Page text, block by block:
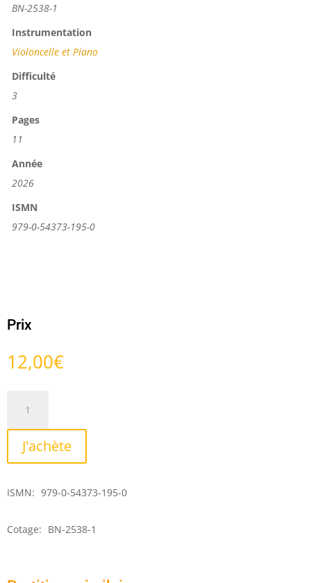
BN-2538-1
Instrumentation
Violoncelle et Piano
Difficulté
3
Pages
11
Année
2026
ISMN
979-0-54373-195-0
Prix
12,00€
Folia
le
de
Hart
J'achète
ISMN: 979-0-54373-195-0
Cotage: BN-2538-1